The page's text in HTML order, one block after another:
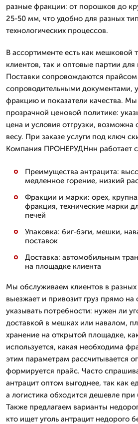
разные фракции: от порошков до
25-50 мм, что удобно для разных
технологических процессов.
В ассортименте есть как мешковой
клиентов, так и оптовые партии
Поставки сопровождаются
сопроводительными документами,
фракцию и показатели качества.
прозрачной ценовой политике:
цена и условия отгрузки, возможна
весу. При заказе услуги под ключ
Компания ПРОНЕРУДНнн работает с
Преимущества антрацита:
медленное горение, низкий
Фракции и марки: орех,
фракция, технические марки
печей
Упаковка: биг-бэги, мешки,
поставок
Доставка: автомобильным
на площадке клиента
Мы обслуживаем клиентов в разных
выезжает и привозит груз прямо на
указывать потребности: нужен ли
доставкой в мешках или навалом,
хранение на открытой площадке,
используется, какая необходима
этим параметрам рассчитывается
формируется прайс. Часто
антрацит оптом выгоднее, так как
а логистика обходится дешевле
Также предлагаем варианты
кто ищет уголь антрацит недорого